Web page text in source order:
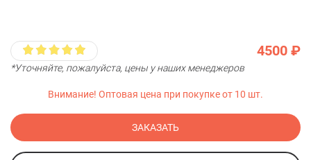
4500 ₽
*Уточняйте, пожалуйста, цены у наших менеджеров
Внимание! Оптовая цена при покупке от 10 шт.
ЗАКАЗАТЬ